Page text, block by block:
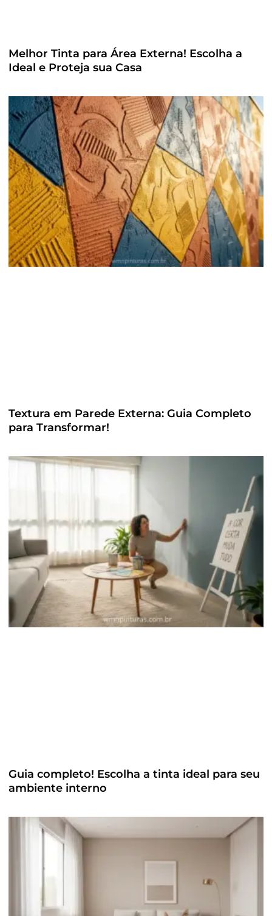
Melhor Tinta para Área Externa! Escolha a
Ideal e Proteja sua Casa
Textura em Parede Externa: Guia Completo
para Transformar!
Guia completo! Escolha a tinta ideal para seu
ambiente interno